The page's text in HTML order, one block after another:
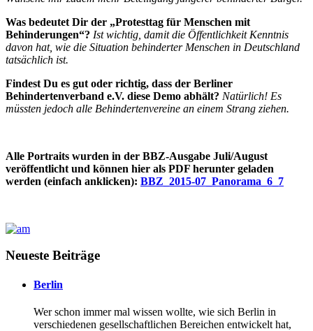
Was bedeutet Dir der „Protesttag für Menschen mit
Behinderungen“? Ist wichtig, damit die Öffentlichkeit Kenntnis
davon hat, wie die Situation behinderter Menschen in Deutschland
tatsächlich ist.
Findest Du es gut oder richtig, dass der Berliner
Behindertenverband e.V. diese Demo abhält? Natürlich! Es
müssten jedoch alle Behindertenvereine an einem Strang ziehen.
Alle Portraits wurden in der BBZ-Ausgabe Juli/August
veröffentlicht und können hier als PDF herunter geladen
werden (einfach anklicken): BBZ_2015-07_Panorama_6_7
Neueste Beiträge
Berlin
Wer schon immer mal wissen wollte, wie sich Berlin in
verschiedenen gesellschaftlichen Bereichen entwickelt hat,